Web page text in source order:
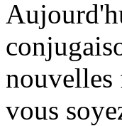
nouvelles
vous